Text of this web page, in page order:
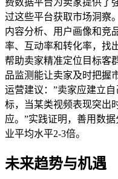
过这些平台获取市场洞察
内容分析、用户画像和竞
率、互动率和转化率，找
帮助卖家精准定位目标客
品监测能让卖家及时把握
运营建议：”卖家应建立
标，当某类视频表现突出
应。”实践证明，善用数
业平均水平2-3倍。
未来趋势与机遇